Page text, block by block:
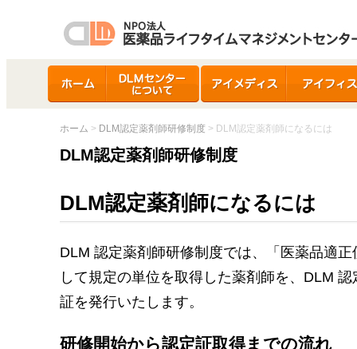
て
ホーム > DLM認定薬剤師研修制度 > DLM認定薬剤師になるには
DLM認定薬剤師研修制度
DLM認定薬剤師になるには
DLM 認定薬剤師研修制度では、「医薬品適
して規定の単位を取得した薬剤師を、DLM
証を発行いたします。
研修開始から認定証取得までの流れ